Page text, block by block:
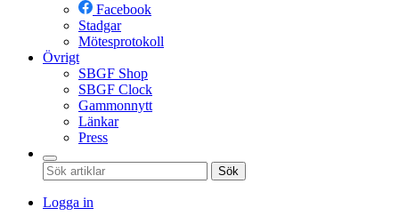
Facebook
Stadgar
Mötesprotokoll
Övrigt
SBGF Shop
SBGF Clock
Gammonnytt
Länkar
Press
Sök
Logga in